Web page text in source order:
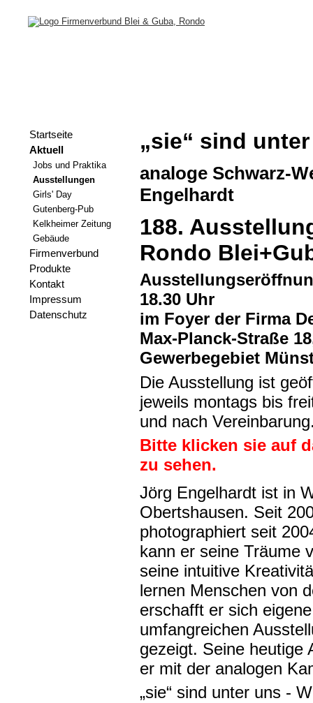
Startseite
Aktuell
Jobs und Praktika
Ausstellungen
Girls' Day
Gutenberg-Pub
Kelkheimer Zeitung
Gebäude
Firmenverbund
Produkte
Kontakt
Impressum
Datenschutz
„sie“ sind
analoge Schwarz-
Engelhardt
188.
Rondo
18.30 Uhr
im Foyer der Firma
Max-Planck-Straße
Gewerbegebiet
Die Ausstellung ist
jeweils montags bis
und nach
Bitte klicken sie auf
zu sehen.
Jörg Engelhardt ist in
Obertshausen. Seit
photographiert seit
kann er seine Träume
seine intuitive
lernen Menschen von
erschafft er sich
umfangreichen
gezeigt. Seine heutige
er mit der analogen
„sie“ sind unter uns -